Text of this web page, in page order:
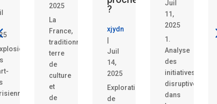
2025
La
France,
traditionnellement
terre
de
culture
de
xjydn
Juil
14,
2025
Exploration
de
Juil
11,
2025
Analyse
des
initiatives
disruptives
dans